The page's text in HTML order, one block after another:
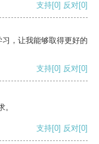
支持[0] 反对[0]
，让我能够取得更好的
支持[0] 反对[0]
支持[0] 反对[0]